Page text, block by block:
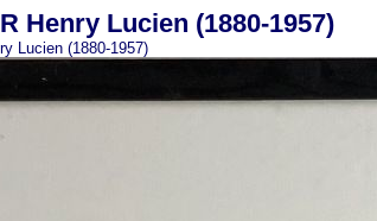
Henry Lucien (1880-1957)
Lucien (1880-1957)